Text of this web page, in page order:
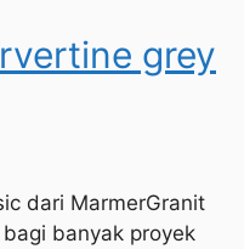
grey
dari MarmerGranit
banyak proyek